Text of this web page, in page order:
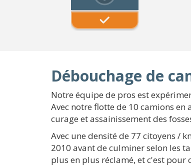
Débouchage de
Notre équipe de pros est
Avec notre flotte de 10 camions
curage et assainissement des
Avec une densité de 77 citoyens /
2010 avant de culminer selon les
plus en plus réclamé, et c'est pour